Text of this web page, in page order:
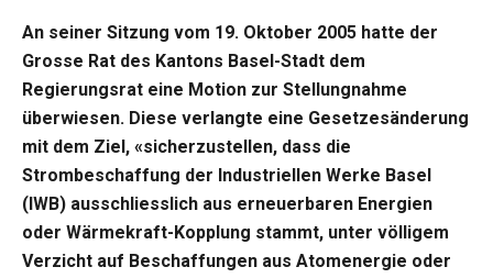
An seiner Sitzung vom 19. Oktober 2005 hatte der
Grosse Rat des Kantons Basel-Stadt dem
Regierungsrat eine Motion zur Stellungnahme
überwiesen. Diese verlangte eine Gesetzesänderung
mit dem Ziel, «sicherzustellen, dass die
Strombeschaffung der Industriellen Werke Basel
(IWB) ausschliesslich aus erneuerbaren Energien
oder Wärmekraft-Kopplung stammt, unter völligem
Verzicht auf Beschaffungen aus Atomenergie oder